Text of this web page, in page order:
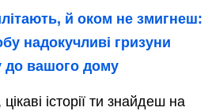
й оком не змигнеш:
надокучливі гризуни
до вашого дому
історії ти знайдеш на